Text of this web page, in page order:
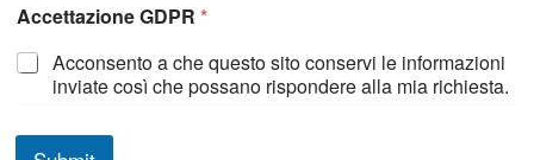
o
e
g
Accettazione GDPR*
Acconsento a che questo sito conservi le informazioni
inviate così che possano rispondere alla mia richiesta.